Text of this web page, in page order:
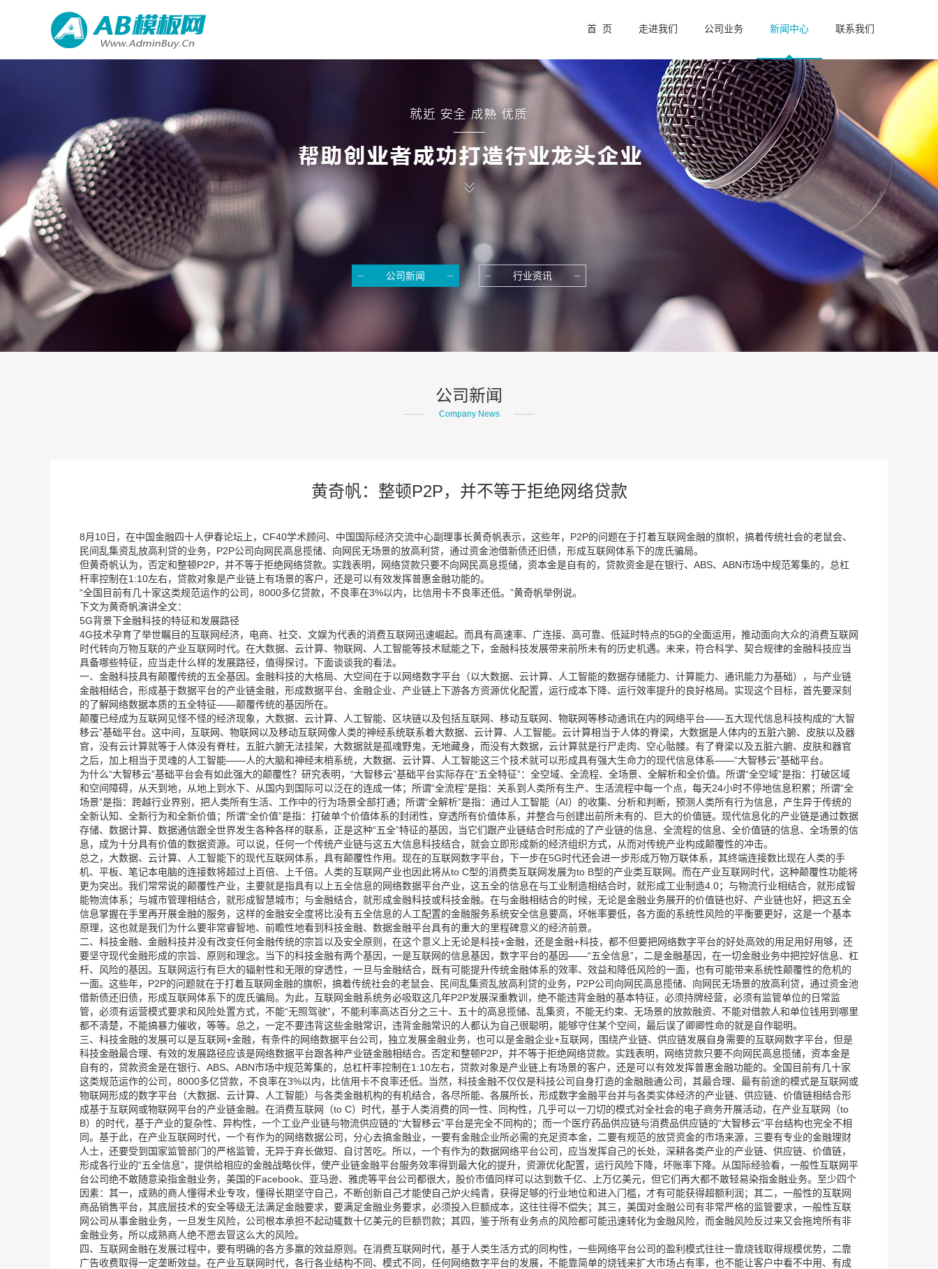
首 页 走进我们 公司业务 新闻中心 联系我们
公司新闻 行业资讯
公司新闻
Company News
黄奇帆：整顿P2P，并不等于拒绝网络贷款
8月10日，在中国金融四十人伊春论坛上，CF40学术顾问、中国国际经济交流中心副理事长黄奇帆表示，这些年，P2P的问题在于打着互联网金融的旗帜，搞着传统社会的老鼠会、
民间乱集资乱放高利贷的业务，P2P公司向网民高息揽储、向网民无场景的放高利贷，通过资金池借新债还旧债，形成互联网体系下的庞氏骗局。
但黄奇帆认为，否定和整顿P2P，并不等于拒绝网络贷款。实践表明，网络贷款只要不向网民高息揽储，资本金是自有的，贷款资金是在银行、ABS、ABN市场中规范筹集的，总杠
杆率控制在1:10左右，贷款对象是产业链上有场景的客户，还是可以有效发挥普惠金融功能的。
“全国目前有几十家这类规范运作的公司，8000多亿贷款，不良率在3%以内，比信用卡不良率还低。”黄奇帆举例说。
下文为黄奇帆演讲全文：
5G背景下金融科技的特征和发展路径
4G技术孕育了举世瞩目的互联网经济，电商、社交、文娱为代表的消费互联网迅速崛起。而具有高速率、广连接、高可靠、低延时特点的5G的全面运用，推动面向大众的消费互联网
时代转向万物互联的产业互联网时代。在大数据、云计算、物联网、人工智能等技术赋能之下，金融科技发展带来前所未有的历史机遇。未来，符合科学、契合规律的金融科技应当
具备哪些特征，应当走什么样的发展路径，值得探讨。下面谈谈我的看法。
一、金融科技具有颠覆传统的五全基因。金融科技的大格局、大空间在于以网络数字平台（以大数据、云计算、人工智能的数据存储能力、计算能力、通讯能力为基础），与产业链
金融相结合，形成基于数据平台的产业链金融，形成数据平台、金融企业、产业链上下游各方资源优化配置，运行成本下降、运行效率提升的良好格局。实现这个目标，首先要深刻
的了解网络数据本质的五全特征——颠覆传统的基因所在。
颠覆已经成为互联网见怪不怪的经济现象，大数据、云计算、人工智能、区块链以及包括互联网、移动互联网、物联网等移动通讯在内的网络平台——五大现代信息科技构成的“大智
移云”基础平台。这中间，互联网、物联网以及移动互联网像人类的神经系统联系着大数据、云计算、人工智能。云计算相当于人体的脊梁，大数据是人体内的五脏六腑、皮肤以及器
官，没有云计算就等于人体没有脊柱，五脏六腑无法挂架，大数据就是孤魂野鬼，无地藏身，而没有大数据，云计算就是行尸走肉、空心骷髅。有了脊梁以及五脏六腑、皮肤和器官
之后，加上相当于灵魂的人工智能——人的大脑和神经末梢系统，大数据、云计算、人工智能这三个技术就可以形成具有强大生命力的现代信息体系——“大智移云”基础平台。
为什么“大智移云”基础平台会有如此强大的颠覆性？研究表明，“大智移云”基础平台实际存在“五全特征”：全空域、全流程、全场景、全解析和全价值。所谓“全空域”是指：打破区域
和空间障碍，从天到地，从地上到水下、从国内到国际可以泛在的连成一体；所谓“全流程”是指：关系到人类所有生产、生活流程中每一个点，每天24小时不停地信息积累；所谓“全
场景”是指：跨越行业界别，把人类所有生活、工作中的行为场景全部打通；所谓“全解析”是指：通过人工智能（AI）的收集、分析和判断，预测人类所有行为信息，产生异于传统的
全新认知、全新行为和全新价值；所谓“全价值”是指：打破单个价值体系的封闭性，穿透所有价值体系，并整合与创建出前所未有的、巨大的价值链。现代信息化的产业链是通过数据
存储、数据计算、数据通信跟全世界发生各种各样的联系，正是这种“五全”特征的基因，当它们跟产业链结合时形成的了产业链的信息、全流程的信息、全价值链的信息、全场景的信
息，成为十分具有价值的数据资源。可以说，任何一个传统产业链与这五大信息科技结合，就会立即形成新的经济组织方式，从而对传统产业构成颠覆性的冲击。
总之，大数据、云计算、人工智能下的现代互联网体系，具有颠覆性作用。现在的互联网数字平台，下一步在5G时代还会进一步形成万物万联体系，其终端连接数比现在人类的手
机、平板、笔记本电脑的连接数将超过上百倍、上千倍。人类的互联网产业也因此将从to C型的消费类互联网发展为to B型的产业类互联网。而在产业互联网时代，这种颠覆性功能将
更为突出。我们常常说的颠覆性产业，主要就是指具有以上五全信息的网络数据平台产业，这五全的信息在与工业制造相结合时，就形成工业制造4.0；与物流行业相结合，就形成智
能物流体系；与城市管理相结合，就形成智慧城市；与金融结合，就形成金融科技或科技金融。在与金融相结合的时候，无论是金融业务展开的价值链也好、产业链也好，把这五全
信息掌握在手里再开展金融的服务，这样的金融安全度将比没有五全信息的人工配置的金融服务系统安全信息要高，坏帐率要低，各方面的系统性风险的平衡要更好，这是一个基本
原理，这也就是我们为什么要非常睿智地、前瞻性地看到科技金融、数据金融平台具有的重大的里程碑意义的经济前景。
二、科技金融、金融科技并没有改变任何金融传统的宗旨以及安全原则，在这个意义上无论是科技+金融，还是金融+科技，都不但要把网络数字平台的好处高效的用足用好用够，还
要坚守现代金融形成的宗旨、原则和理念。当下的科技金融有两个基因，一是互联网的信息基因，数字平台的基因——“五全信息”，二是金融基因，在一切金融业务中把控好信息、杠
杆、风险的基因。互联网运行有巨大的辐射性和无限的穿透性，一旦与金融结合，既有可能提升传统金融体系的效率、效益和降低风险的一面，也有可能带来系统性颠覆性的危机的
一面。这些年，P2P的问题就在于打着互联网金融的旗帜，搞着传统社会的老鼠会、民间乱集资乱放高利贷的业务，P2P公司向网民高息揽储、向网民无场景的放高利贷，通过资金池
借新债还旧债，形成互联网体系下的庞氏骗局。为此，互联网金融系统务必吸取这几年P2P发展深重教训，绝不能违背金融的基本特征，必须持牌经营，必须有监管单位的日常监
管，必须有运营模式要求和风险处置方式，不能“无照驾驶”，不能利率高达百分之三十、五十的高息揽储、乱集资，不能无约束、无场景的放款融资、不能对借款人和单位钱用到哪里
都不清楚，不能搞暴力催收，等等。总之，一定不要违背这些金融常识，违背金融常识的人都认为自己很聪明，能够守住某个空间，最后误了卿卿性命的就是自作聪明。
三、科技金融的发展可以是互联网+金融，有条件的网络数据平台公司，独立发展金融业务，也可以是金融企业+互联网，围绕产业链、供应链发展自身需要的互联网数字平台，但是
科技金融最合理、有效的发展路径应该是网络数据平台跟各种产业链金融相结合。否定和整顿P2P，并不等于拒绝网络贷款。实践表明，网络贷款只要不向网民高息揽储，资本金是
自有的，贷款资金是在银行、ABS、ABN市场中规范筹集的，总杠杆率控制在1:10左右，贷款对象是产业链上有场景的客户，还是可以有效发挥普惠金融功能的。全国目前有几十家
这类规范运作的公司，8000多亿贷款，不良率在3%以内，比信用卡不良率还低。当然，科技金融不仅仅是科技公司自身打造的金融融通公司，其最合理、最有前途的模式是互联网或
物联网形成的数字平台（大数据、云计算、人工智能）与各类金融机构的有机结合，各尽所能、各展所长，形成数字金融平台并与各类实体经济的产业链、供应链、价值链相结合形
成基于互联网或物联网平台的产业链金融。在消费互联网（to C）时代，基于人类消费的同一性、同构性，几乎可以一刀切的模式对全社会的电子商务开展活动，在产业互联网（to
B）的时代，基于产业的复杂性、异构性，一个工业产业链与物流供应链的“大智移云”平台是完全不同构的；而一个医疗药品供应链与消费品供应链的“大智移云”平台结构也完全不相
同。基于此，在产业互联网时代，一个有作为的网络数据公司，分心去搞金融业，一要有金融企业所必需的充足资本金，二要有规范的放贷资金的市场来源，三要有专业的金融理财
人士，还要受到国家监管部门的严格监管，无异于弃长做短、自讨苦吃。所以，一个有作为的数据网络平台公司，应当发挥自己的长处，深耕各类产业的产业链、供应链、价值链，
形成各行业的“五全信息”，提供给相应的金融战略伙伴，使产业链金融平台服务效率得到最大化的提升，资源优化配置，运行风险下降，坏账率下降。从国际经验看，一般性互联网平
台公司绝不敢随意染指金融业务，美国的Facebook、亚马逊、雅虎等平台公司都很大，股价市值同样可以达到数千亿、上万亿美元，但它们再大都不敢轻易染指金融业务。至少四个
因素：其一，成熟的商人懂得术业专攻，懂得长期坚守自己，不断创新自己才能使自己炉火纯青，获得足够的行业地位和进入门槛，才有可能获得超额利润；其二，一般性的互联网
商品销售平台，其底层技术的安全等级无法满足金融要求，要满足金融业务要求，必须投入巨额成本，这往往得不偿失；其三，美国对金融公司有非常严格的监管要求，一般性互联
网公司从事金融业务，一旦发生风险，公司根本承担不起动辄数十亿美元的巨额罚款；其四，鉴于所有业务点的风险都可能迅速转化为金融风险，而金融风险反过来又会拖垮所有非
金融业务，所以成熟商人绝不愿去冒这么大的风险。
四、互联网金融在发展过程中，要有明确的各方多赢的效益原则。在消费互联网时代，基于人类生活方式的同构性，一些网络平台公司的盈利模式往往一靠烧钱取得规模优势，二靠
广告收费取得一定垄断效益。在产业互联网时代，各行各业结构不同、模式不同，任何网络数字平台的发展，不能靠简单的烧钱来扩大市场占有率，也不能让客户中看不中用、有成